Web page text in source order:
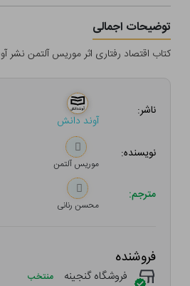
توضیحات اجمالی
کتاب اقتصاد رفتاری اثر موریس آلتمن نشر
ناشر:
آوند دانش
نویسنده:
موریس آلتمن
مترجم:
محسن رنانی
فروشنده
فروشگاه گنجینه منتخب